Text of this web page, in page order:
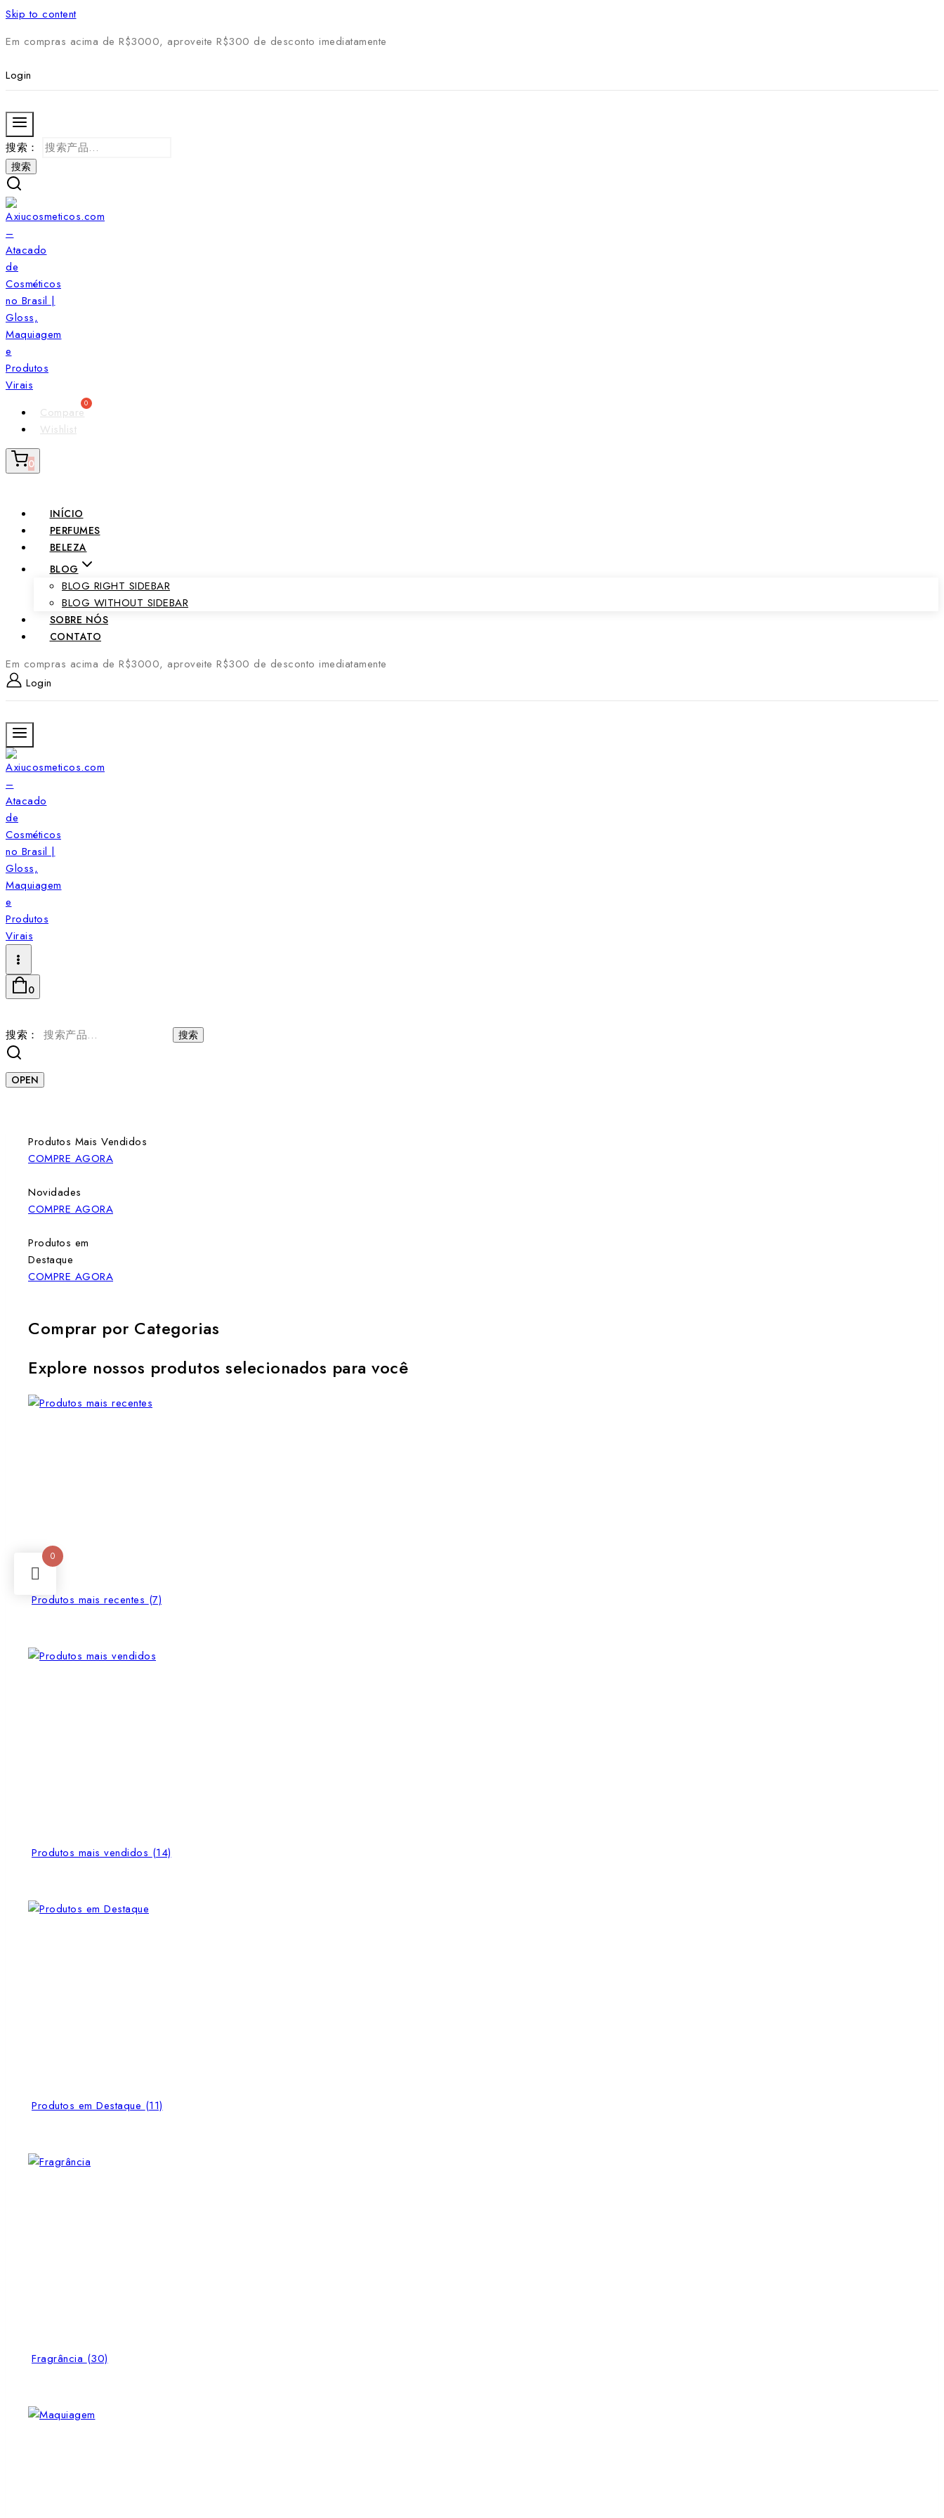
Skip to content
Em compras acima de R$3000, aproveite R$300 de desconto imediatamente
Login
搜索：
搜索
Compare
Wishlist
0
INÍCIO
PERFUMES
BELEZA
BLOG
BLOG RIGHT SIDEBAR
BLOG WITHOUT SIDEBAR
SOBRE NÓS
CONTATO
Em compras acima de R$3000, aproveite R$300 de desconto imediatamente
Login
0
搜索： 搜索
OPEN
Produtos Mais Vendidos
COMPRE AGORA
Novidades
COMPRE AGORA
Produtos em
Destaque
COMPRE AGORA
Comprar por Categorias
Explore nossos produtos selecionados para você
Produtos mais recentes (7)
Produtos mais vendidos (14)
Produtos em Destaque (11)
Fragrância (30)
0